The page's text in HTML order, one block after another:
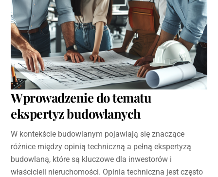
Wprowadzenie do tematu
ekspertyz budowlanych
W kontekście budowlanym pojawiają się znaczące
różnice między opinią techniczną a pełną ekspertyzą
budowlaną, które są kluczowe dla inwestorów i
właścicieli nieruchomości. Opinia techniczna jest często